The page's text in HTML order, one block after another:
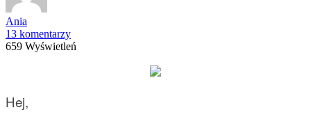
Ania
13 komentarzy
659 Wyświetleń
Hej,